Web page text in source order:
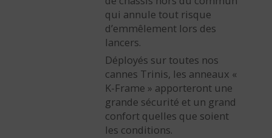
qui annule tout risque
d’emmêlement lors des
lancers.
Déployés sur toutes nos
cannes Trinis, les anneaux «
K-Frame » apporteront une
grande sécurité et un grand
confort quelles que soient
les conditions.